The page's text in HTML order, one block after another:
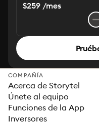
$259 /mes
COMPAÑÍA
Acerca de Storytel
Únete al equipo
Funciones de la App
Inversores